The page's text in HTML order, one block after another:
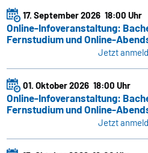
17. September 2026 18:00 Uhr
Online-Infoveranstaltung:
Fernstudium und Online-
Jetzt
01. Oktober 2026 18:00 Uhr
Online-Infoveranstaltung:
Fernstudium und Online-
Jetzt